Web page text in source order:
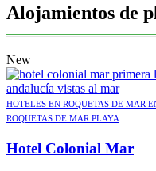
Alojamientos de
New
HOTELES EN ROQUETAS DE MAR
ROQUETAS DE MAR PLAYA
Hotel Colonial Mar